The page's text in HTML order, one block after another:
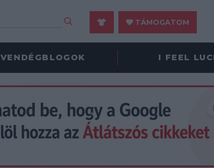
TÁMOGATOM
VENDÉGBLOGOK I FEEL